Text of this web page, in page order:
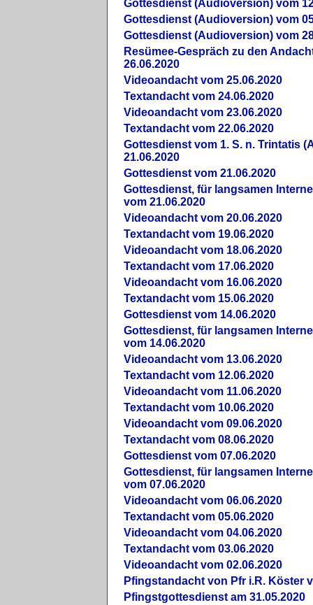
Gottesdienst (Audioversion) vom
Gottesdienst (Audioversion) vom
Gottesdienst (Audioversion) vom
Re­sü­mee-Gespräch zu den
26.06.2020
Videoandacht vom 25.06.2020
Textandacht vom 24.06.2020
Videoandacht vom 23.06.2020
Textandacht vom 22.06.2020
Gottesdienst vom 1. S. n. Trintatis
21.06.2020
Gottesdienst vom 21.06.2020
Gottesdienst, für langsamen
vom 21.06.2020
Videoandacht vom 20.06.2020
Textandacht vom 19.06.2020
Videoandacht vom 18.06.2020
Textandacht vom 17.06.2020
Videoandacht vom 16.06.2020
Textandacht vom 15.06.2020
Gottesdienst vom 14.06.2020
Gottesdienst, für langsamen
vom 14.06.2020
Videoandacht vom 13.06.2020
Textandacht vom 12.06.2020
Videoandacht vom 11.06.2020
Textandacht vom 10.06.2020
Videoandacht vom 09.06.2020
Textandacht vom 08.06.2020
Gottesdienst vom 07.06.2020
Gottesdienst, für langsamen
vom 07.06.2020
Videoandacht vom 06.06.2020
Textandacht vom 05.06.2020
Videoandacht vom 04.06.2020
Textandacht vom 03.06.2020
Videoandacht vom 02.06.2020
Pfingstandacht von Pfr i.R. Köster
Pfingstgottesdienst am 31.05.2020